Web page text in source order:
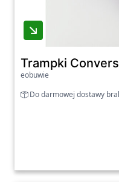
Trampki
eobuwie
Do darmowej dostawy